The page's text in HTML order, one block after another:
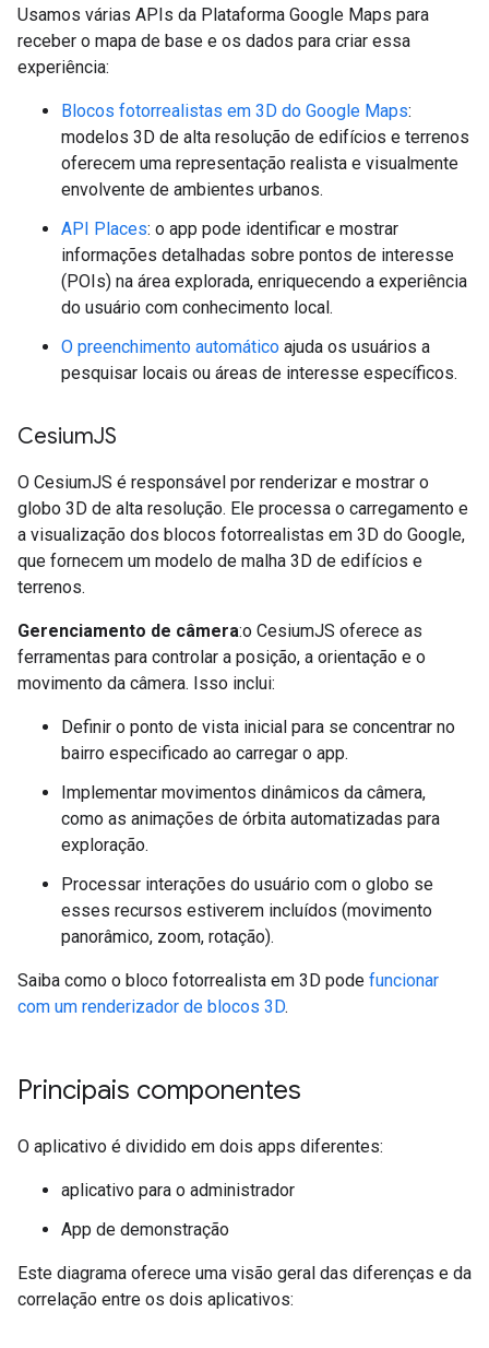
Usamos várias APIs da Plataforma Google Maps para
receber o mapa de base e os dados para criar essa
experiência:
Blocos fotorrealistas em 3D do Google Maps:
modelos 3D de alta resolução de edifícios e terrenos
oferecem uma representação realista e visualmente
envolvente de ambientes urbanos.
API Places: o app pode identificar e mostrar
informações detalhadas sobre pontos de interesse
(POIs) na área explorada, enriquecendo a experiência
do usuário com conhecimento local.
O preenchimento automático ajuda os usuários a
pesquisar locais ou áreas de interesse específicos.
CesiumJS
O CesiumJS é responsável por renderizar e mostrar o
globo 3D de alta resolução. Ele processa o carregamento e
a visualização dos blocos fotorrealistas em 3D do Google,
que fornecem um modelo de malha 3D de edifícios e
terrenos.
Gerenciamento de câmera:o CesiumJS oferece as
ferramentas para controlar a posição, a orientação e o
movimento da câmera. Isso inclui:
Definir o ponto de vista inicial para se concentrar no
bairro especificado ao carregar o app.
Implementar movimentos dinâmicos da câmera,
como as animações de órbita automatizadas para
exploração.
Processar interações do usuário com o globo se
esses recursos estiverem incluídos (movimento
panorâmico, zoom, rotação).
Saiba como o bloco fotorrealista em 3D pode funcionar
com um renderizador de blocos 3D.
Principais componentes
O aplicativo é dividido em dois apps diferentes:
aplicativo para o administrador
App de demonstração
Este diagrama oferece uma visão geral das diferenças e da
correlação entre os dois aplicativos: